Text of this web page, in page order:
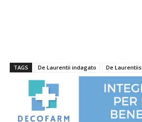
TAGS De Laurentii indagato De Laurentiis